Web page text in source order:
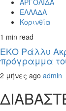
ΑΡΓΟΛΙΔΑ
ΕΛΛΑΔΑ
Κορινθία
1 min read
ΕΚΟ Ράλλυ
πρόγραμμα
2 μήνες ago admin